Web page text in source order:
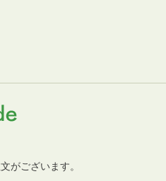
がございます。